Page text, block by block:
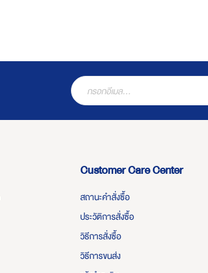
Customer Care Center
สถานะคำสั่งซื้อ
ประวัติการสั่งซื้อ
วิธีการสั่งซื้อ
วิธีการขนส่ง